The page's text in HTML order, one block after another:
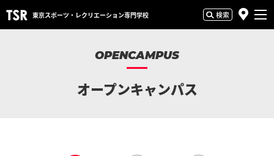
東京スポーツ・ レクリエーション専門学校 検索
OPENCAMPUS
オープンキャンパス